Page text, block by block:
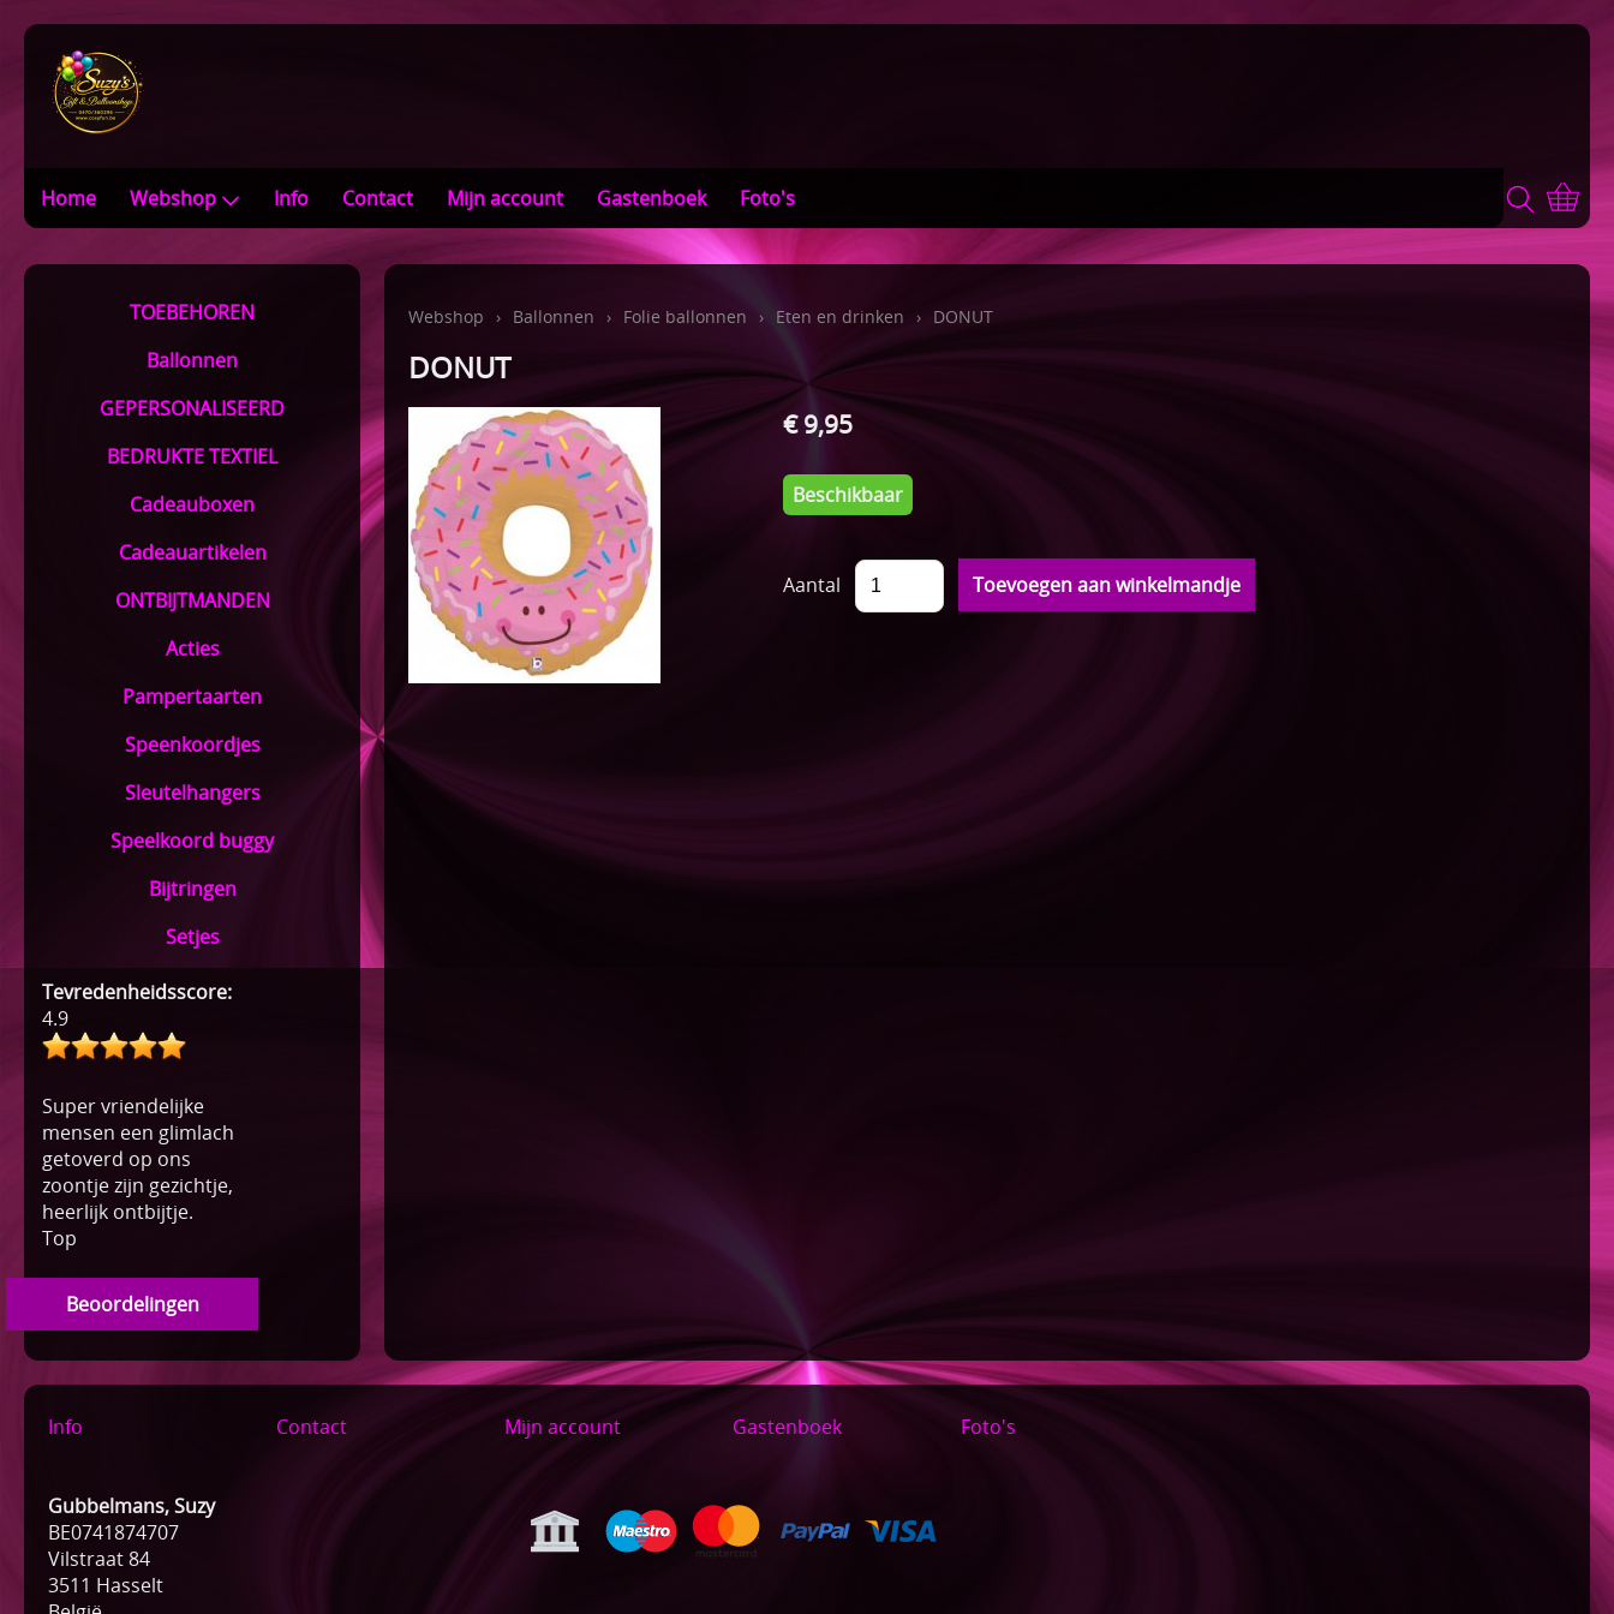
Home Webshop Info Contact Mijn account Gastenboek Foto's
TOEBEHOREN
Ballonnen
GEPERSONALISEERD
BEDRUKTE TEXTIEL
Cadeauboxen
Cadeauartikelen
ONTBIJTMANDEN
Acties
Pampertaarten
Speenkoordjes
Sleutelhangers
Speelkoord buggy
Bijtringen
Setjes
Tevredenheidsscore:
4.9
Super vriendelijke
mensen een glimlach
getoverd op ons
zoontje zijn gezichtje,
heerlijk ontbijtje.
Top
Beoordelingen
Webshop › Ballonnen › Folie ballonnen › Eten en drinken › DONUT
DONUT
€ 9,95
Beschikbaar
Aantal
Info Contact Mijn account Gastenboek Foto's
Gubbelmans, Suzy
BE0741874707
Vilstraat 84
3511 Hasselt